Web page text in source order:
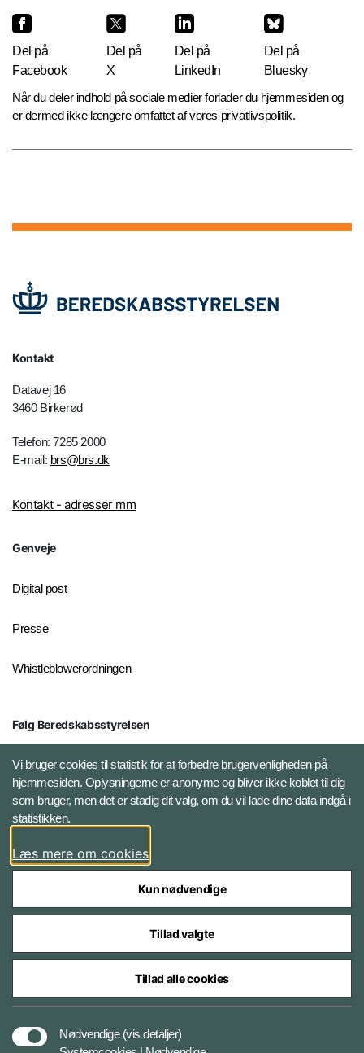
Del på
Facebook
Del på
X
Del på
LinkedIn
Del på
Bluesky
Når du deler indhold på sociale medier forlader du hjemmesiden og
er dermed ikke længere omfattet af vores privatlivspolitik.
Kontakt
Datavej 16
3460 Birkerød
Telefon: 7285 2000
E-mail: brs@brs.dk
Kontakt - adresser mm
Genveje
Digital post
Presse
Whistleblowerordningen
Følg Beredskabsstyrelsen
X BRSdk
LinkedIn BRS-profil
Vi bruger cookies til statistik for at forbedre brugervenligheden på
hjemmesiden. Oplysningerne er anonyme og bliver ikke koblet til dig
som bruger, men det er stadig dit valg, om du vil lade dine data indgå i
statistikken.
Læs mere om cookies
Kun nødvendige
Tillad valgte
Tillad alle cookies
Nødvendige (vis detaljer)